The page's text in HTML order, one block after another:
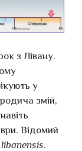
з Лівану.
у
змій,
Відомий
.